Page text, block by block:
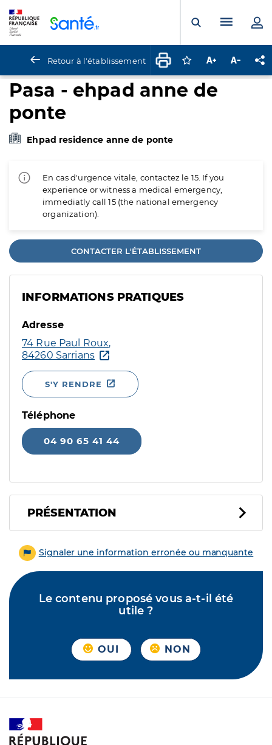
Ouvrir laMenu
Retour à l'établissement Connectez-vous
Augmenter la
Pasa - ehpad anne de
ponte
Ehpad residence anne de ponte
En cas d'urgence vitale, contactez le 15. If you
experience or witness a medical emergency,
immediatly call 15 (the national emergency
organization).
CONTACTER L'ÉTABLISSEMENT
INFORMATIONS PRATIQUES
Adresse
74 Rue Paul Roux,
84260 Sarrians
S'Y RENDRE
Téléphone
04 90 65 41 44
PRÉSENTATION
Signaler une information erronée ou manquante
Le contenu proposé vous a-t-il été
utile ?
OUI NON